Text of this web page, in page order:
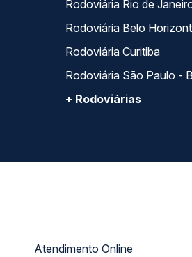
Rodoviária Rio de
Rodoviária Belo
Rodoviária Curitiba
Rodoviária São Paulo -
+ Rodoviárias
Atendimento Online